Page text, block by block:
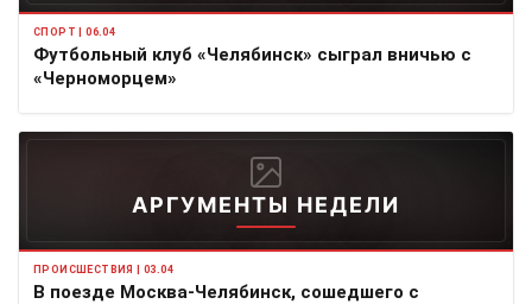
СПОРТ | 06.04
Футбольный клуб «Челябинск» сыграл вничью с
«Черноморцем»
АРГУМЕНТЫ НЕДЕЛИ
ПРОИСШЕСТВИЯ | 03.04
В поезде Москва-Челябинск, сошедшего с